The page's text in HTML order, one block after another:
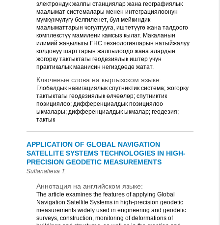
электрондук жалпы станциялар жана географиялык
маалымат системалары менен интеграциялоонун
мүмкүнчүлүгү белгиленет, бул мейкиндик
маалыматтарын чогултууга, иштетүүгө жана талдоого
комплекстүү мамилени камсыз кылат. Макаланын
илимий жаңылыгы ГНС технологияларын натыйжалуу
колдонуу шарттарын жалпылоодо жана алардын
жогорку тактыктагы геодезиялык иштер үчүн
практикалык маанисин негиздөөдө жатат.
Ключевые слова на кыргызском языке:
Глобалдык навигациялык спутниктик система; жогорку
тактыктагы геодезиялык өлчөөлөр; спутниктик
позициялоо; дифференциалдык позициялоо
ыкмалары; дифференциалдык ыкмалар; геодезия;
тактык
APPLICATION OF GLOBAL NAVIGATION
SATELLITE SYSTEMS TECHNOLOGIES IN HIGH-
PRECISION GEODETIC MEASUREMENTS
Sultanalieva T.
Аннотация на английском языке:
The article examines the features of applying Global
Navigation Satellite Systems in high-precision geodetic
measurements widely used in engineering and geodetic
surveys, construction, monitoring of deformations of